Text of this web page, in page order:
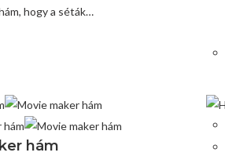
hogy a séták…
hám